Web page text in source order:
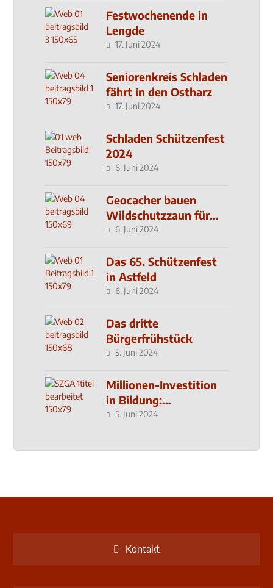
Festwochenende in
Lengde
17. Juni 2024
Seniorenkreis Schladen
fährt in den Ostharz
17. Juni 2024
Schladen Schützenfest
2024
6. Juni 2024
Geocacher bauen
Wildschutzzaun für
den MachMit! Wald
6. Juni 2024
Das 65. Schützenfest
in Astfeld
6. Juni 2024
Das dritte
Bürgerfrühstück
5. Juni 2024
Millionen-Investition
in Bildung:
Schulzentrum-Neubau
5. Juni 2024
Kontakt